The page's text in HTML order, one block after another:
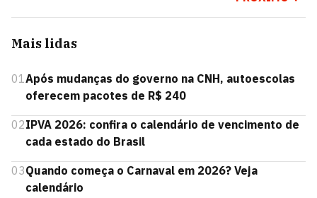
Mais lidas
01Após mudanças do governo na CNH, autoescolas
oferecem pacotes de R$ 240
02IPVA 2026: confira o calendário de vencimento de
cada estado do Brasil
03Quando começa o Carnaval em 2026? Veja
calendário